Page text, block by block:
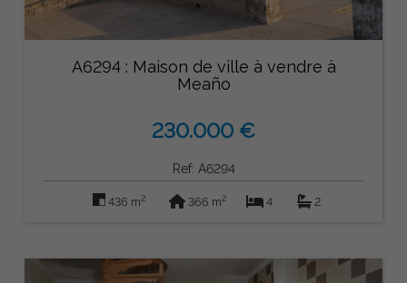
A6294 : Maison de ville à vendre à
Meaño
230.000 €
Ref: A6294
436 m2 366 m2 4 2